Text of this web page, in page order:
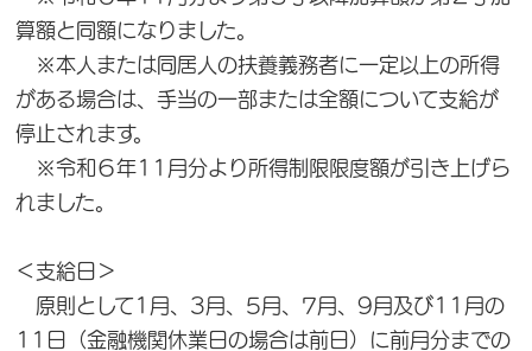
算額と同額になりました。
※本人または同居人の扶養義務者に一定以上の所得
がある場合は、手当の一部または全額について支給が
停止されます。
※令和６年11月分より所得制限限度額が引き上げら
れました。
＜支給日＞
原則として1月、3月、5月、7月、9月及び11月の
11日（金融機関休業日の場合は前日）に前月分までの